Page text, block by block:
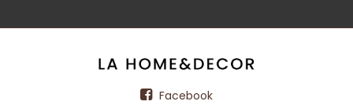
Facebook